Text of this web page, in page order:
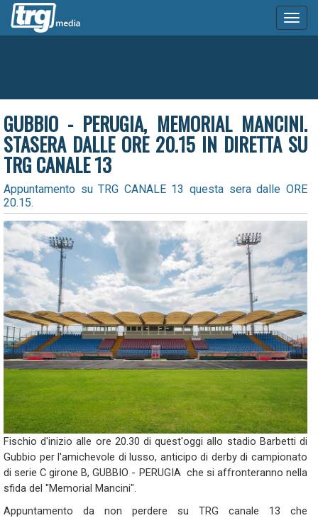
GUBBIO - PERUGIA, MEMORIAL MANCINI.
STASERA DALLE ORE 20.15 IN DIRETTA SU
TRG CANALE 13
Appuntamento su TRG CANALE 13 questa sera dalle ORE
20.15.
Fischio d'inizio alle ore 20.30 di quest'oggi allo stadio Barbetti di
Gubbio per l'amichevole di lusso, anticipo di derby di campionato
di serie C girone B, GUBBIO - PERUGIA che si affronteranno nella
sfida del "Memorial Mancini".
Appuntamento da non perdere su TRG canale 13 che